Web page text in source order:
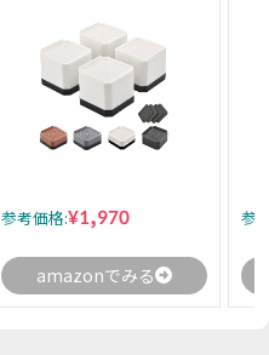
参考価格:¥1,970
amazonでみる
参